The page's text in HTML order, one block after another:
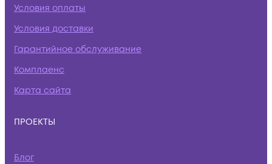
Условия оплаты
Условия доставки
Гарантийное обслуживание
Комплаенс
Карта сайта
ПРОЕКТЫ
Блог